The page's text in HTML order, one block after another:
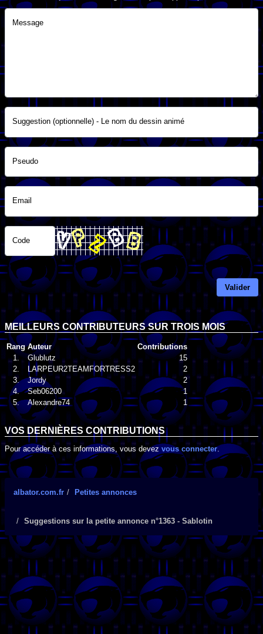
Message
Suggestion (optionnelle) - Le nom du dessin animé
Pseudo
Email
Code
Valider
MEILLEURS CONTRIBUTEURS SUR TROIS MOIS
Rang Auteur
Contributions
1.
Glublutz
15
2.
LARPEUR2TEAMFORTRESS2
2
3.
Jordy
2
4.
Seb06200
1
5.
Alexandre74 1
VOS DERNIÈRES CONTRIBUTIONS
Pour accéder à ces informations, vous devez vous connecter.
albator.com.fr Petites annonces
Suggestions sur la petite annonce n°1363 - Sablotin